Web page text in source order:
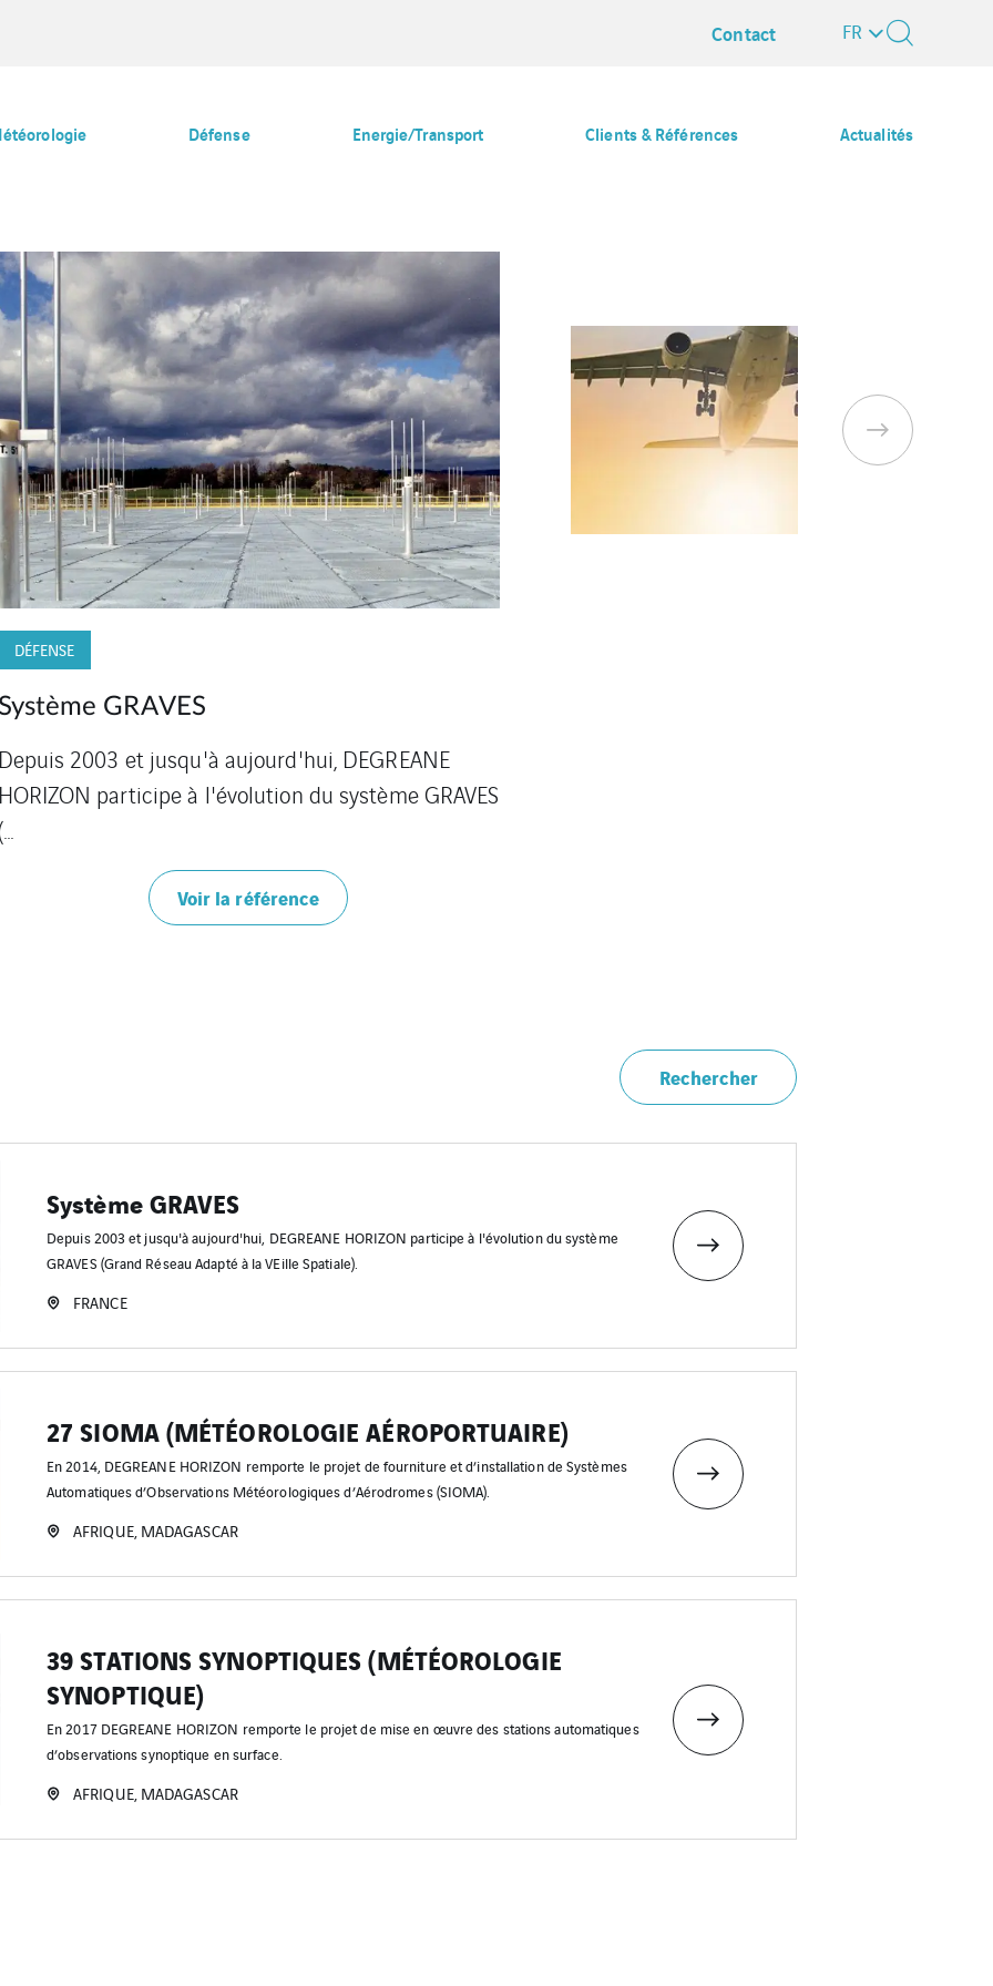
Contact FR
Défense Energie/Transport Clients & Références Actualités
AÉROPORTUAIRE)
Voir la référence
Rechercher
Système GRAVES
Depuis 2003 et jusqu'à aujourd'hui, DEGREANE HORIZON participe à l'évolution du système
GRAVES (Grand Réseau Adapté à la VEille Spatiale).
FRANCE
27 SIOMA (MÉTÉOROLOGIE AÉROPORTUAIRE)
En 2014, DEGREANE HORIZON remporte le projet de fourniture et d’installation de Systèmes
Automatiques d’Observations Météorologiques d’Aérodromes (SIOMA).
AFRIQUE, MADAGASCAR
39 STATIONS SYNOPTIQUES (MÉTÉOROLOGIE
SYNOPTIQUE)
En 2017 DEGREANE HORIZON remporte le projet de mise en œuvre des stations automatiques
d’observations synoptique en surface.
AFRIQUE, MADAGASCAR